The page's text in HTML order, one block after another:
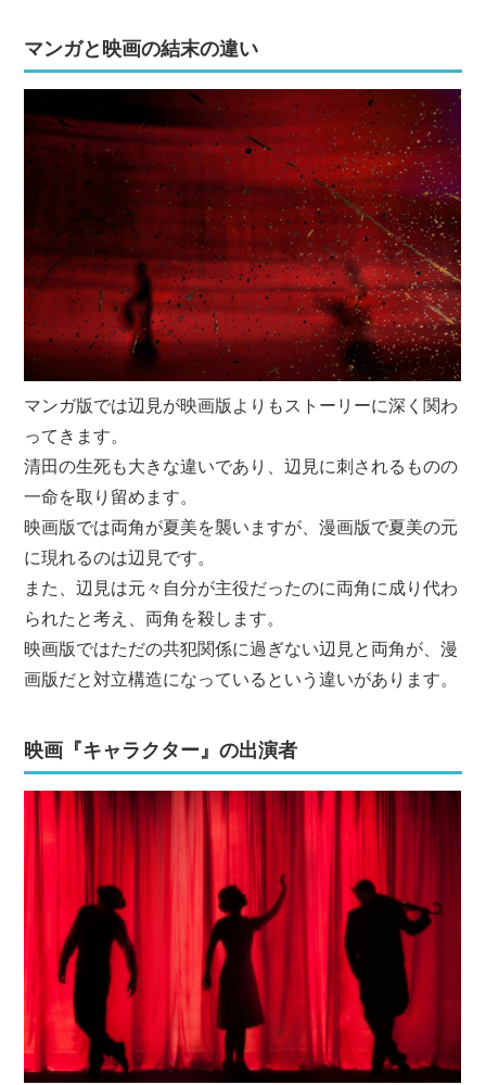
マンガと映画の結末の違い
マンガ版では辺見が映画版よりもストーリーに深く関わ
ってきます。
清田の生死も大きな違いであり、辺見に刺されるものの
一命を取り留めます。
映画版では両角が夏美を襲いますが、漫画版で夏美の元
に現れるのは辺見です。
また、辺見は元々自分が主役だったのに両角に成り代わ
られたと考え、両角を殺します。
映画版ではただの共犯関係に過ぎない辺見と両角が、漫
画版だと対立構造になっているという違いがあります。
映画『キャラクター』の出演者